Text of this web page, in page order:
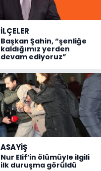
İLÇELER
Başkan Şahin, “şenliğe
kaldığımız yerden
devam ediyoruz”
ASAYİŞ
Nur Elif’in ölümüyle ilgili
ilk duruşma görüldü